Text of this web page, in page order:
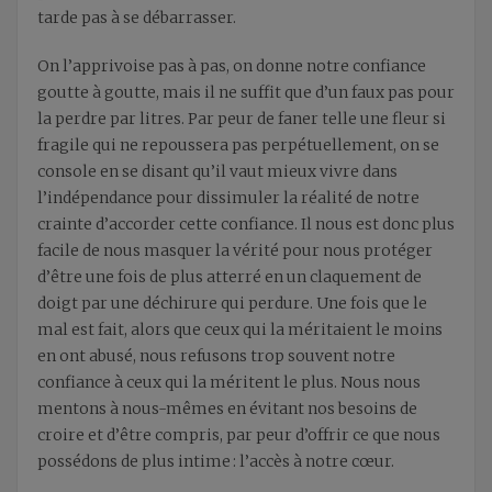
tarde pas à se débarrasser.
On l’apprivoise pas à pas, on donne notre confiance
goutte à goutte, mais il ne suffit que d’un faux pas pour
la perdre par litres. Par peur de faner telle une fleur si
fragile qui ne repoussera pas perpétuellement, on se
console en se disant qu’il vaut mieux vivre dans
l’indépendance pour dissimuler la réalité de notre
crainte d’accorder cette confiance. Il nous est donc plus
facile de nous masquer la vérité pour nous protéger
d’être une fois de plus atterré en un claquement de
doigt par une déchirure qui perdure. Une fois que le
mal est fait, alors que ceux qui la méritaient le moins
en ont abusé, nous refusons trop souvent notre
confiance à ceux qui la méritent le plus. Nous nous
mentons à nous-mêmes en évitant nos besoins de
croire et d’être compris, par peur d’offrir ce que nous
possédons de plus intime : l’accès à notre cœur.